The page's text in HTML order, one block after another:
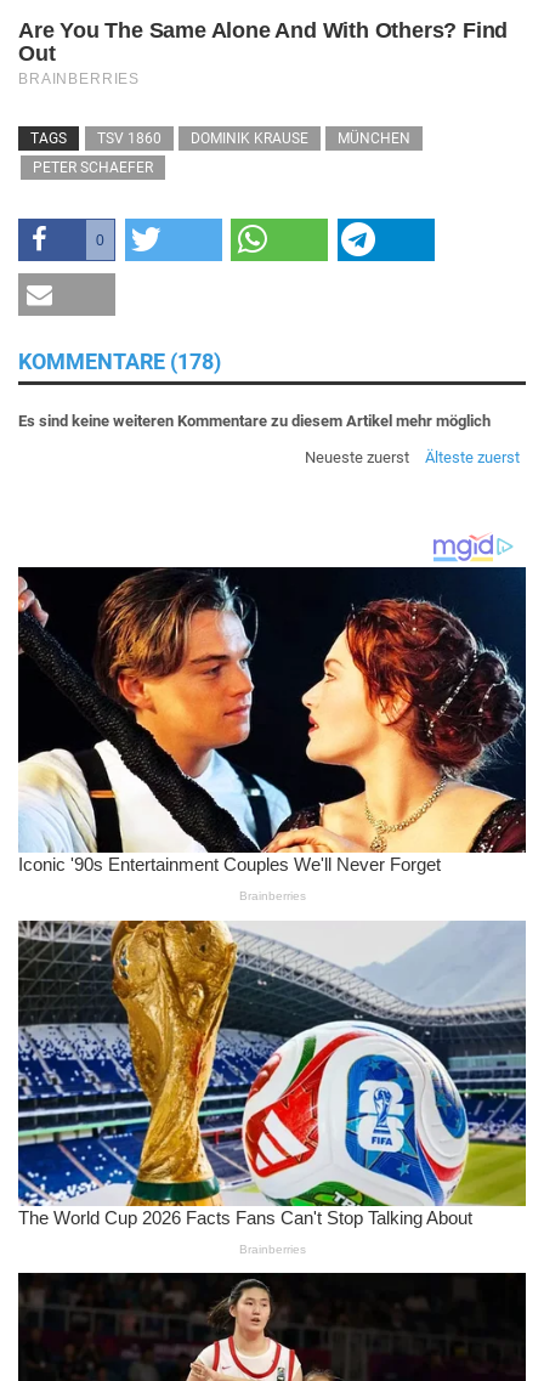
TAGS TSV 1860 DOMINIK KRAUSE
MÜNCHEN
PETER SCHAEFER
0
KOMMENTARE (178)
Es sind keine weiteren Kommentare zu diesem Artikel mehr möglich
Neueste zuerst
Älteste zuerst